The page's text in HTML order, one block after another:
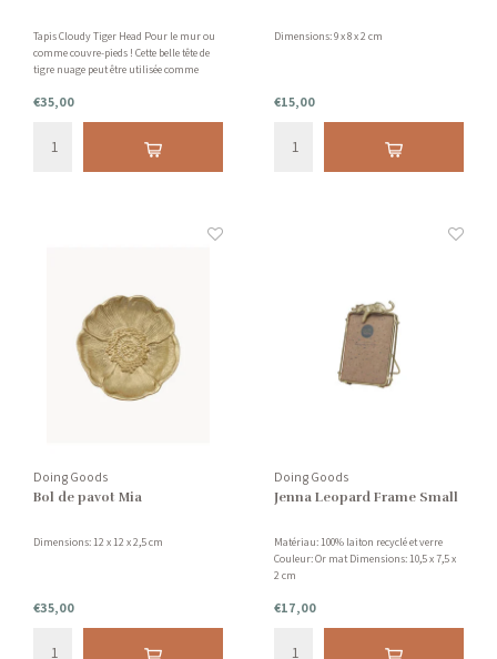
Tapis Cloudy Tiger Head Pour le mur ou
comme couvre-pieds ! Cette belle tête de
tigre nuage peut être utilisée comme
votre sol ou votre banc de salle à manger.
Ils égayeront n'importe quelle pièce.
€35,00
Dimensions: 9 x 8 x 2 cm
€15,00
Doing Goods
Bol de pavot Mia
Dimensions: 12 x 12 x 2,5 cm
€35,00
Doing Goods
Jenna Leopard Frame Small
Matériau: 100% laiton recyclé et verre
Couleur: Or mat Dimensions: 10,5 x 7,5 x
2 cm
€17,00